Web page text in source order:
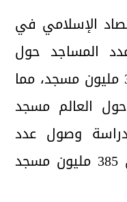
الإسلامي في
المساجد حول
العالم، فقدر عددها بنحو 3.6 مليون مسجد، مما
500 مسلم حول العالم مسجد
وصول عدد
المساجد في عام 2019 إلى 385 مليون مسجد